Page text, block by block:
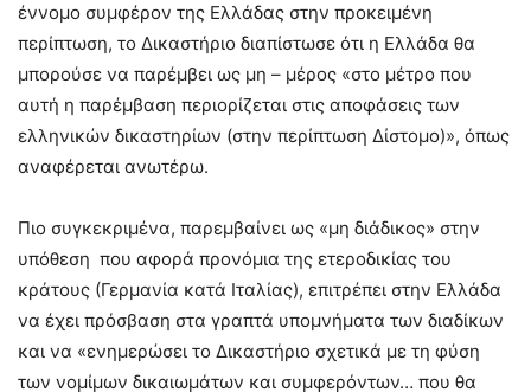
έννομο συμφέρον της Ελλάδας στην προκειμένη
περίπτωση, το Δικαστήριο διαπίστωσε ότι η Ελλάδα θα
μπορούσε να παρέμβει ως μη – μέρος «στο μέτρο που
αυτή η παρέμβαση περιορίζεται στις αποφάσεις των
ελληνικών δικαστηρίων (στην περίπτωση Δίστομο)», όπως
αναφέρεται ανωτέρω.
Πιο συγκεκριμένα, παρεμβαίνει ως «μη διάδικος» στην
υπόθεση που αφορά προνόμια της ετεροδικίας του
κράτους (Γερμανία κατά Ιταλίας), επιτρέπει στην Ελλάδα
να έχει πρόσβαση στα γραπτά υπομνήματα των διαδίκων
και να «ενημερώσει το Δικαστήριο σχετικά με τη φύση
των νομίμων δικαιωμάτων και συμφερόντων… που θα